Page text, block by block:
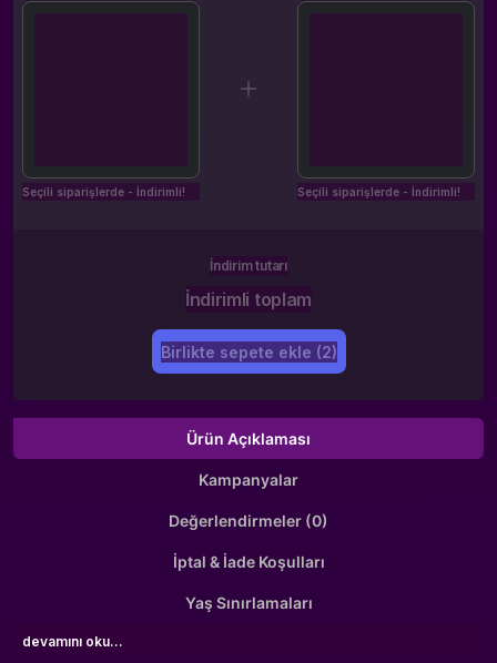
Seçili siparişlerde - İndirimli! Seçili siparişlerde - İndirimli!
İndirim tutarı
İndirimli toplam
Birlikte sepete ekle (2)
Ürün Açıklaması
Kampanyalar
Değerlendirmeler (0)
İptal & İade Koşulları
Yaş Sınırlamaları
devamını oku...